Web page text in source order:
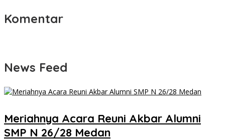
Komentar
News Feed
Meriahnya Acara Reuni Akbar Alumni
SMP N 26/28 Medan